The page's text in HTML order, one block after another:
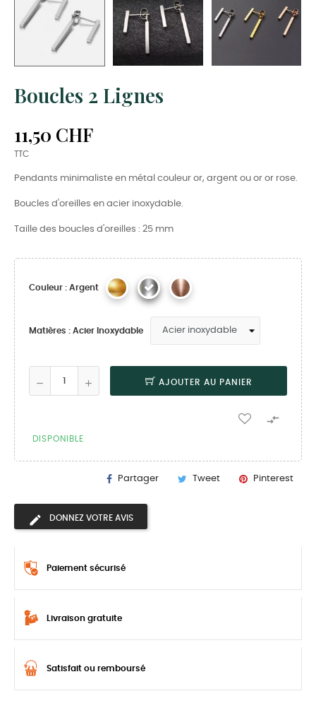
Boucles 2 Lignes
11,50 CHF
TTC
Pendants minimaliste en métal couleur or, argent ou or or rose.
Boucles d'oreilles en acier inoxydable.
Taille des boucles d'oreilles : 25 mm
Couleur : Argent
Matières : Acier Inoxydable
AJOUTER AU PANIER

DISPONIBLE
Partager Tweet Pinterest
DONNEZ VOTRE AVIS
Paiement sécurisé
Livraison gratuite
Satisfait ou remboursé